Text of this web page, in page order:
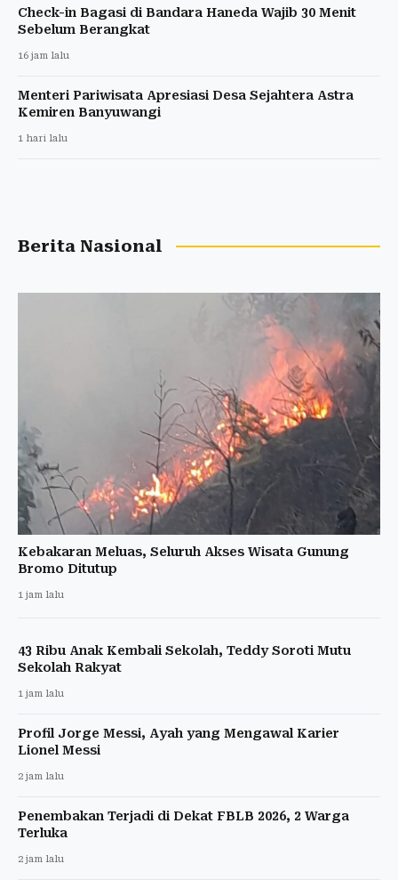
Check-in Bagasi di Bandara Haneda Wajib 30 Menit
Sebelum Berangkat
16 jam lalu
Menteri Pariwisata Apresiasi Desa Sejahtera Astra
Kemiren Banyuwangi
1 hari lalu
Berita Nasional
Kebakaran Meluas, Seluruh Akses Wisata Gunung
Bromo Ditutup
1 jam lalu
43 Ribu Anak Kembali Sekolah, Teddy Soroti Mutu
Sekolah Rakyat
1 jam lalu
Profil Jorge Messi, Ayah yang Mengawal Karier
Lionel Messi
2 jam lalu
Penembakan Terjadi di Dekat FBLB 2026, 2 Warga
Terluka
2 jam lalu